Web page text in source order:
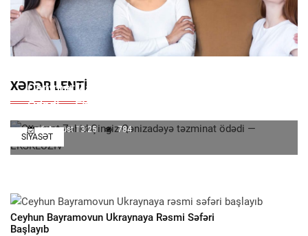
XƏBƏR LENTI
SIYASƏT
Qənimət Zahid Çingiz Qənizadəyə Təzminat
Ödədi — EKSKLÜZİV
6 Avqust 13:25 784
Ceyhun Bayramovun Ukraynaya Rəsmi Səfəri
Başlayıb